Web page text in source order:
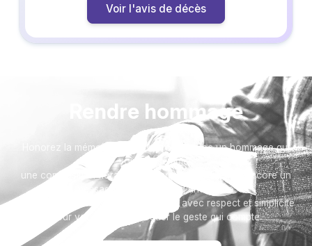
Voir l'avis de décès
Rendre hommage
Honorez la mémoire de votre proche avec un hommage qui
vous ressemble :
une composition florale, une plaque, un arbre, ou encore un
message accompagné d'une photo.
Toutes nos options sont présentées avec respect et simplicité
pour vous aider à marquer le geste qui compte.